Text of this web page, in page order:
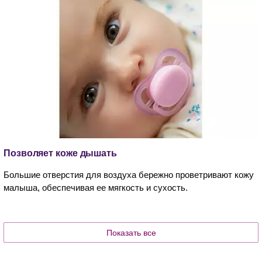
Позволяет коже дышать
Большие отверстия для воздуха бережно проветривают кожу
малыша, обеспечивая ее мягкость и сухость.
Показать все